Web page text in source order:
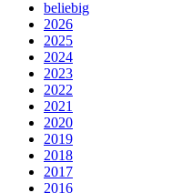
beliebig
2026
2025
2024
2023
2022
2021
2020
2019
2018
2017
2016